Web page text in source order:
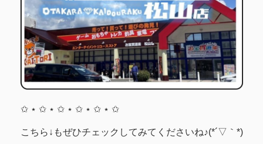
✩ ⋆ ✩ ⋆ ✩ ⋆ ✩ ⋆ ✩ ⋆ ✩
こちら↓もぜひチェックしてみてくださいね♪(*´▽｀*)